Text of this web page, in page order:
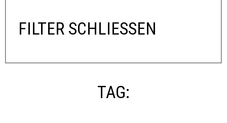
FILTER SCHLIESSEN
TAG: